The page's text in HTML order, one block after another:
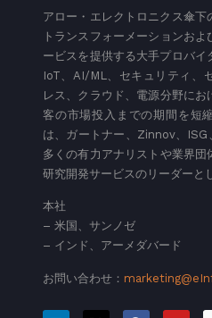
アロー・エレクトロニクス傘
トランスフォーメーションお
ービスを提供する大手プロバイ
IoT、AI/ML、セキュリティ、
レス、クラウド、電源分野に
客の市場投入までの期間を短
は、ガートナー、Zinnov、ISG
多くの有力アナリストや業界
研究開発サービスのリーダーと
本社
– 米国、サンノゼ
– インド、アーメダバード
お問い合わせ：